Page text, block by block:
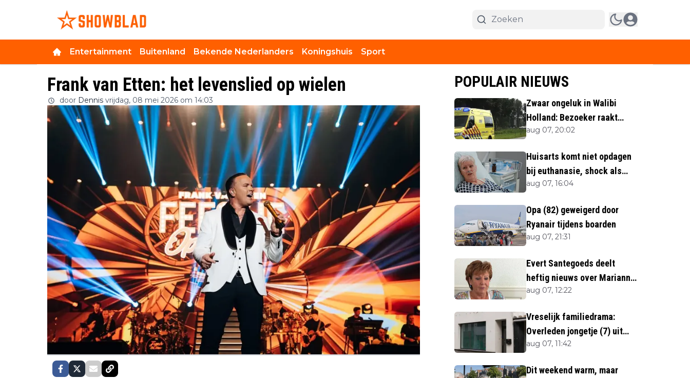
Entertainment Buitenland Bekende Nederlanders Koningshuis Sport
Frank van Etten: het levenslied op wielen
door Dennis vrijdag, 08 mei 2026 om 14:03
POPULAIR NIEUWS
Zwaar ongeluk in Walibi
Holland: Bezoeker raakt
lichaamsdeel kwijt
aug 07, 20:02
Huisarts komt niet opdagen
bij euthanasie, shock als
blijkt waar ze is
aug 07, 16:04
Opa (82) geweigerd door
Ryanair tijdens boarden
aug 07, 21:31
Evert Santegoeds deelt
heftig nieuws over Marianne
Weber (70)
aug 07, 12:22
Vreselijk familiedrama:
Overleden jongetje (7) uit
woning gehaald
aug 07, 11:42
Dit weekend warm, maar